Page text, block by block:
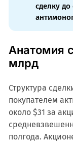
сделку
Анатомия
млрд
Структура
покупателем
около $31 за
полгода.